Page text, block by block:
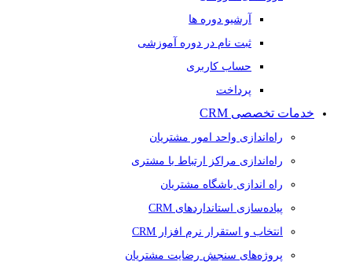
آرشیو دوره ها
ثبت نام در دوره آموزشی
حساب کاربری
پرداخت
خدمات تخصصی CRM
راه‌اندازی واحد امور مشتریان
راه‌اندازی مراکز ارتباط با مشتری
راه اندازی باشگاه مشتریان
پیاده‌سازی استانداردهای CRM
انتخاب و استقرار نرم افزار CRM
پروژه‌های سنجش رضایت مشتریان